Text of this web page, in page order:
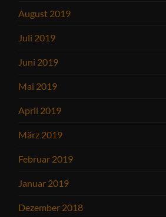
August 2019
Juli 2019
Juni 2019
Mai 2019
April 2019
März 2019
Februar 2019
Januar 2019
Dezember 2018